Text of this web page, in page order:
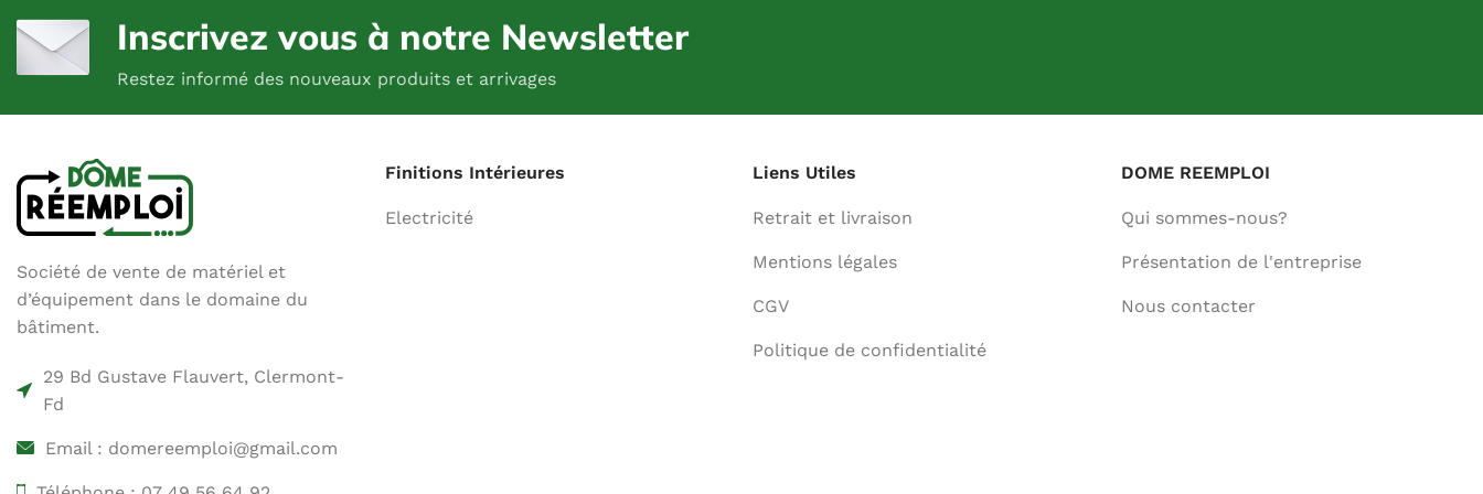
Inscrivez vous à notre Newsletter
Restez informé des nouveaux produits et arrivages
Société de vente de matériel et
d’équipement dans le domaine du
bâtiment.
29 Bd Gustave Flauvert, Clermont-
Fd
Email : domereemploi@gmail.com
Finitions Intérieures
Electricité
Liens Utiles
Retrait et livraison
Mentions légales
CGV
Politique de confidentialité
DOME REEMPLOI
Qui sommes-nous?
Présentation de l'entreprise
Nous contacter